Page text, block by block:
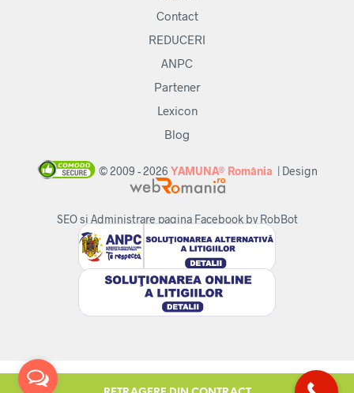
Contact
REDUCERI
ANPC
Partener
Lexicon
Blog
© 2009 - 2026 YAMUNA® România | Design
SEO si Administrare pagina Facebook by RobBot